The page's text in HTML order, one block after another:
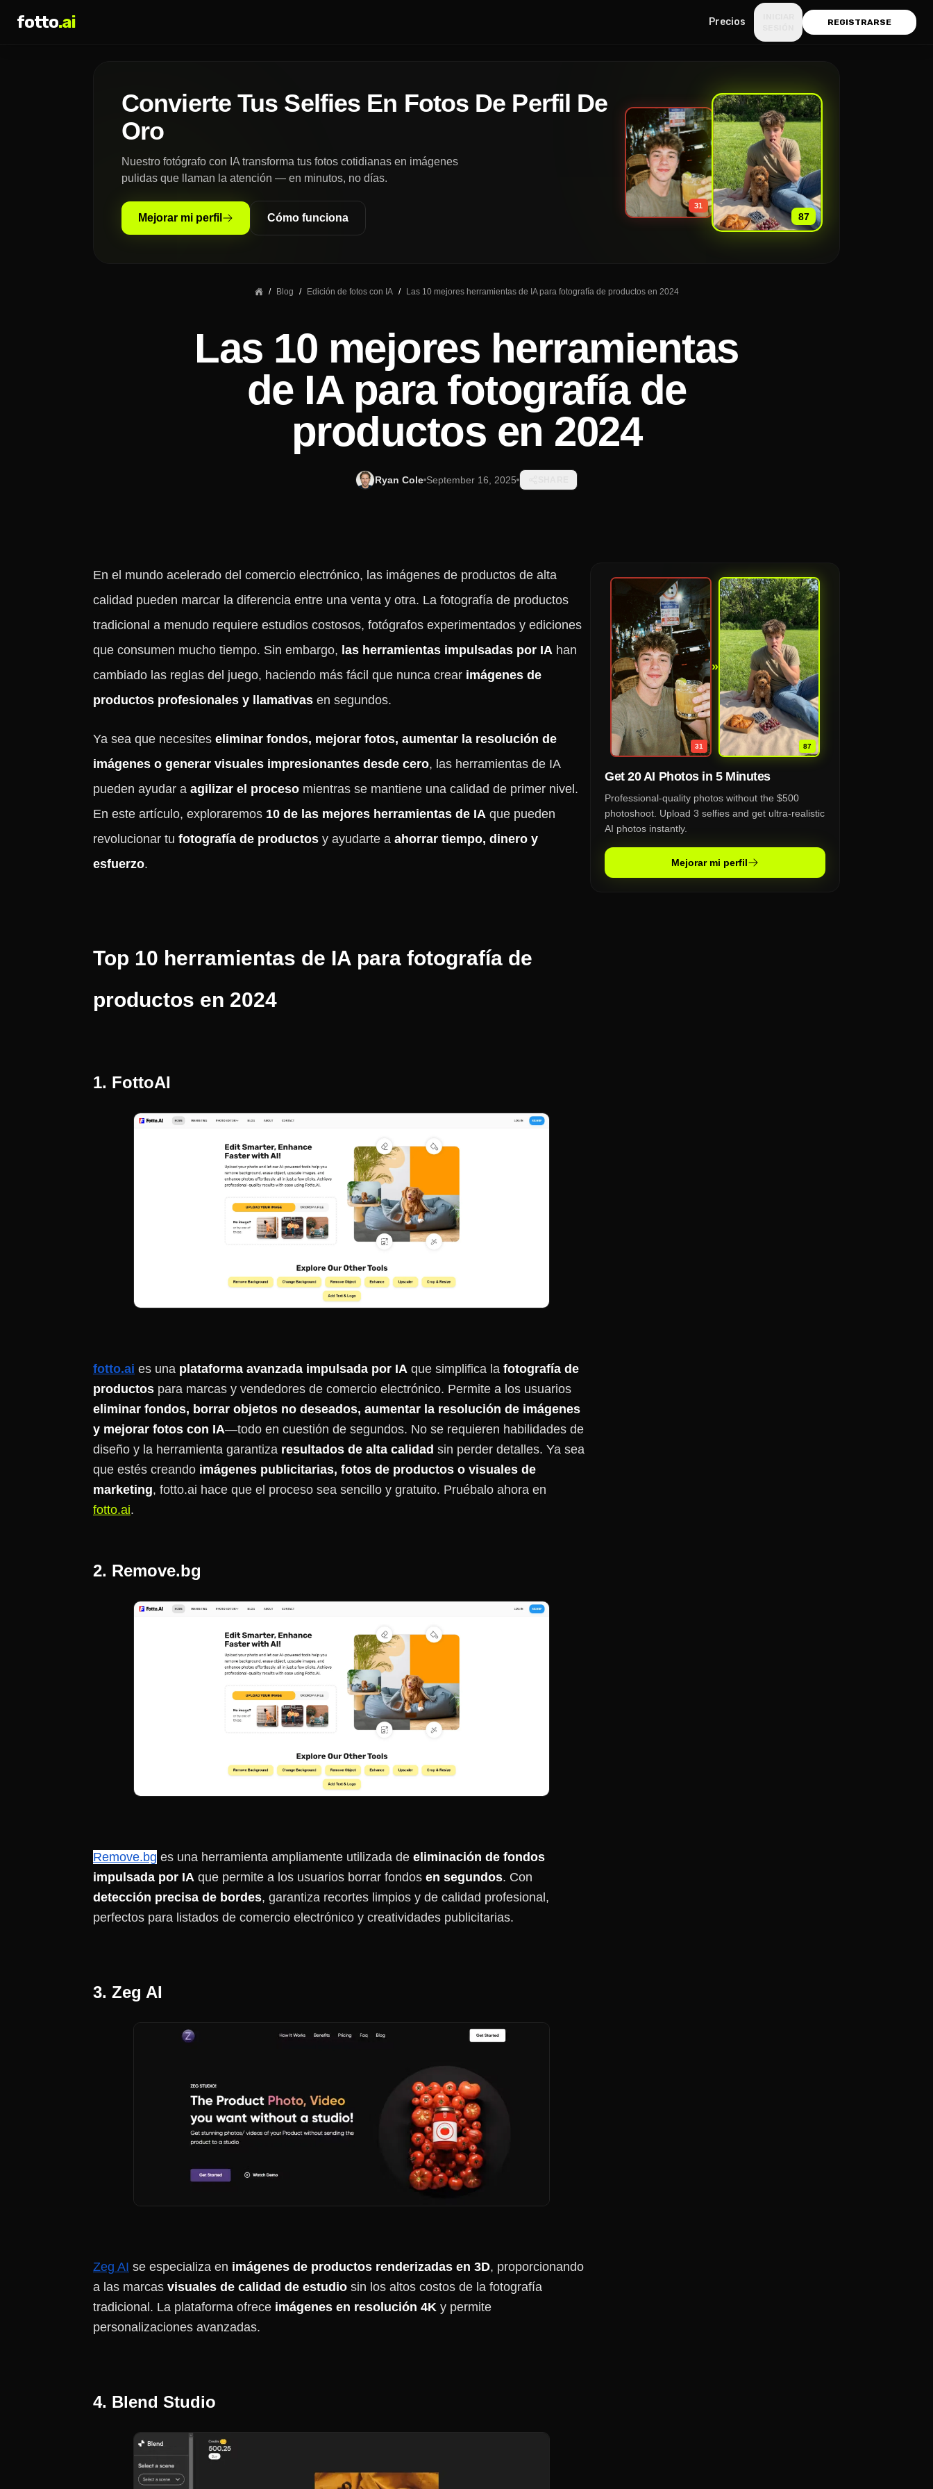
fotto.ai Precios REGISTRARSE
Convierte Tus Selfies En Fotos De Perfil De
Oro
Nuestro fotógrafo con IA transforma tus fotos cotidianas en imágenes
pulidas que llaman la atención — en minutos, no días.
Mejorar mi perfil Cómo funciona
31
»
87
/ Blog / Edición de fotos con IA / Las 10 mejores herramientas de IA para fotografía de productos en 2024
Las 10 mejores herramientas
de IA para fotografía de
productos en 2024
Ryan Cole September 16, 2025
En el mundo acelerado del comercio electrónico, las imágenes de productos de alta
calidad pueden marcar la diferencia entre una venta y otra. La fotografía de productos
tradicional a menudo requiere estudios costosos, fotógrafos experimentados y ediciones
que consumen mucho tiempo. Sin embargo, las herramientas impulsadas por IA han
cambiado las reglas del juego, haciendo más fácil que nunca crear imágenes de
productos profesionales y llamativas en segundos.
Ya sea que necesites eliminar fondos, mejorar fotos, aumentar la resolución de
imágenes o generar visuales impresionantes desde cero, las herramientas de IA
pueden ayudar a agilizar el proceso mientras se mantiene una calidad de primer nivel.
En este artículo, exploraremos 10 de las mejores herramientas de IA que pueden
revolucionar tu fotografía de productos y ayudarte a ahorrar tiempo, dinero y
esfuerzo.
Top 10 herramientas de IA para fotografía de
productos en 2024
1. FottoAI
fotto.ai es una plataforma avanzada impulsada por IA que simplifica la fotografía de
productos para marcas y vendedores de comercio electrónico. Permite a los usuarios
eliminar fondos, borrar objetos no deseados, aumentar la resolución de imágenes
y mejorar fotos con IA—todo en cuestión de segundos. No se requieren habilidades de
diseño y la herramienta garantiza resultados de alta calidad sin perder detalles. Ya sea
que estés creando imágenes publicitarias, fotos de productos o visuales de
marketing, fotto.ai hace que el proceso sea sencillo y gratuito. Pruébalo ahora en
fotto.ai.
2. Remove.bg
Remove.bg es una herramienta ampliamente utilizada de eliminación de fondos
impulsada por IA que permite a los usuarios borrar fondos en segundos. Con
detección precisa de bordes, garantiza recortes limpios y de calidad profesional,
perfectos para listados de comercio electrónico y creatividades publicitarias.
3. Zeg AI
Zeg AI se especializa en imágenes de productos renderizadas en 3D, proporcionando
a las marcas visuales de calidad de estudio sin los altos costos de la fotografía
tradicional. La plataforma ofrece imágenes en resolución 4K y permite
personalizaciones avanzadas.
4. Blend Studio
31
»
87
Get 20 AI Photos in 5 Minutes
Professional-quality photos without the $500
photoshoot. Upload 3 selfies and get ultra-realistic
AI photos instantly.
Mejorar mi perfil